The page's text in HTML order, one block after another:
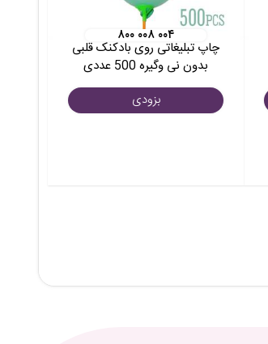
۸۰۰ ۰۰۸ ۰۰۴
چاپ تبلیغاتی روی بادکنک قلبی
بدون نی وگیره 500 عددی
بزودی